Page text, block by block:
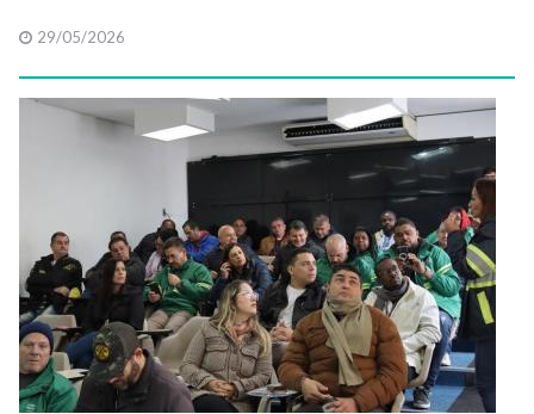
29/05/2026